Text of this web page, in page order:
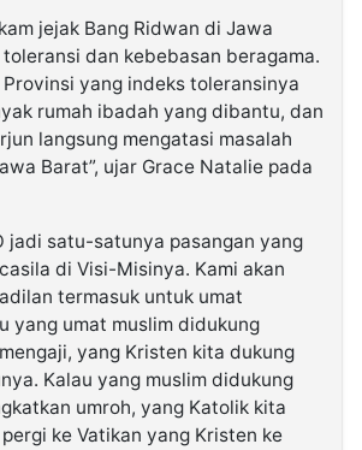
jejak Bang Ridwan di Jawa
dan kebebasan beragama.
yang indeks toleransinya
rumah ibadah yang dibantu, dan
langsung mengatasi masalah
Barat”, ujar Grace Natalie pada
jadi satu-satunya pasangan yang
di Visi-Misinya. Kami akan
termasuk untuk umat
yang umat muslim didukung
yang Kristen kita dukung
Kalau yang muslim didukung
umroh, yang Katolik kita
ke Vatikan yang Kristen ke